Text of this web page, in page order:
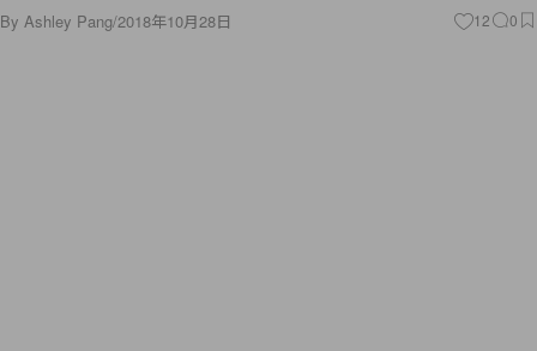
By Ashley Pang/2018年10月28日 12 0